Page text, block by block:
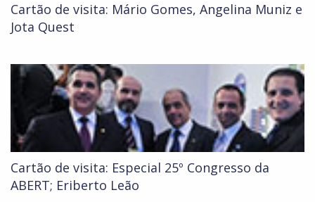
Cartão de visita: Mário Gomes, Angelina Muniz e
Jota Quest
Cartão de visita: Especial 25º Congresso da
ABERT; Eriberto Leão